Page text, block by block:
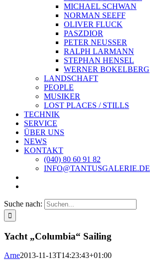
MICHAEL SCHWAN
NORMAN SEEFF
OLIVER FLUCK
PASZDIOR
PETER NEUSSER
RALPH LARMANN
STEPHAN HENSEL
WERNER BOKELBERG
LANDSCHAFT
PEOPLE
MUSIKER
LOST PLACES / STILLS
TECHNIK
SERVICE
ÜBER UNS
NEWS
KONTAKT
(040) 80 60 91 82
INFO@TANTUSGALERIE.DE
Suche nach:
Yacht „Columbia“ Sailing
Arne2013-11-13T14:23:43+01:00